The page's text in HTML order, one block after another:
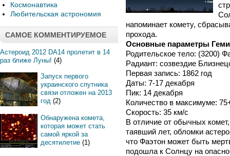
Космонавтика
Любительская астрономия
САМОЕ КОММЕНТИРУЕМОЕ
Астероид 2012 DA14 пролетит в 14
раз ближе Луны! (4)
Запуск первого
украинского спутника
связи отложен на 2013
год (2)
Обнаружена комета,
которая может стать
самой яркой за
десятилетие (1)
напоминает комету,
прохода.
Основные параметры
Родительское тело: (3200)
Радиант: созвездие
Первая запись: 1862 год
Даты: 7-17 декабря
Пик: 14 декабря
Количество в максимуме:
Скорость: 35 км/с
В отличие от обычных
таявший лет, обломки
что Фаэтон может быть
подошла к Солнцу на